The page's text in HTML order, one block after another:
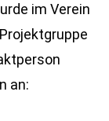
im Verein
an: